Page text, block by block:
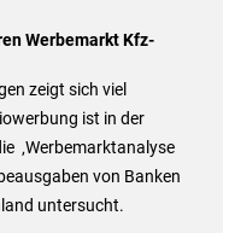
Werbemarkt Kfz-
zeigt sich viel
ist in der
‚Werbemarktanalyse
von Banken
untersucht.